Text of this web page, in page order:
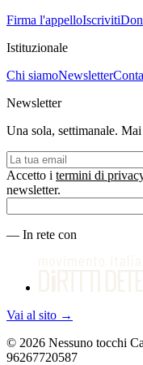
Firma l'appelloIscriviti
Istituzionale
Chi siamoNewsletter
Newsletter
Una sola, settimanale.
Accetto i termini di
newsletter.
— In rete con
Vai al sito →
© 2026 Nessuno tocchi
96267720587